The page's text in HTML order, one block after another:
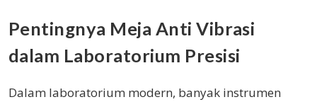
Pentingnya Meja Anti Vibrasi
dalam Laboratorium Presisi
Dalam laboratorium modern, banyak instrumen